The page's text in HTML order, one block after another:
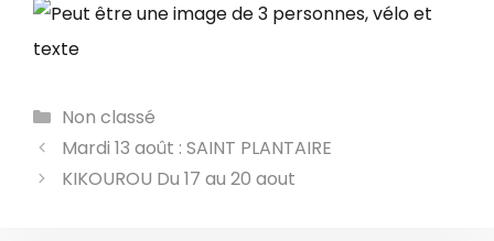
Catégories
Non classé
Mardi 13 août : SAINT PLANTAIRE
KIKOUROU Du 17 au 20 aout